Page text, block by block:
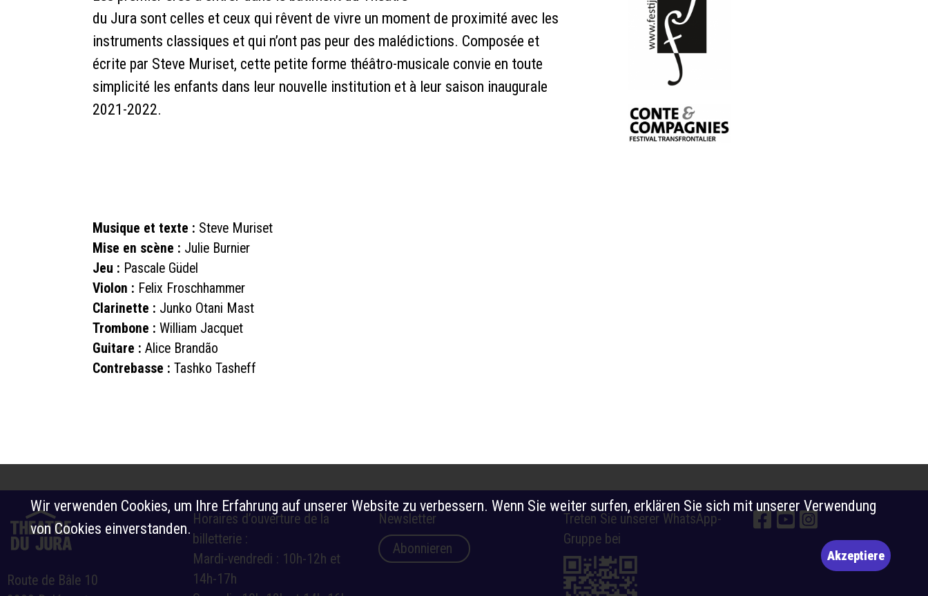
du Jura sont celles et ceux qui rêvent de vivre un moment de proximité avec les
instruments classiques et qui n’ont pas peur des malédictions. Composée et
écrite par Steve Muriset, cette petite forme théâtro-musicale convie en toute
simplicité les enfants dans leur nouvelle institution et à leur saison inaugurale
2021-2022.
Musique et texte : Steve Muriset
Mise en scène : Julie Burnier
Jeu : Pascale Güdel
Violon : Felix Froschhammer
Clarinette : Junko Otani Mast
Trombone : William Jacquet
Guitare : Alice Brandão
Contrebasse : Tashko Tasheff
Route de Bâle 10
Horaires d’ouverture de la
billetterie :
Mardi-vendredi : 10h-12h et
14h-17h
Newsletter
Abonnieren
Treten Sie unserer WhatsApp-
Gruppe bei
Wir verwenden Cookies, um Ihre Erfahrung auf unserer Website zu verbessern. Wenn Sie weiter surfen, erklären Sie sich mit unserer Verwendung
von Cookies einverstanden.
Akzeptiere